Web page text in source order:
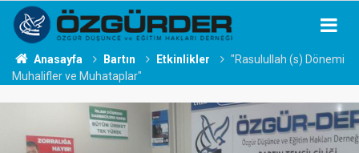
Anasayfa Bartın Etkinlikler
"Rasulullah (s) Dönemi
Muhalifler ve Muhataplar"